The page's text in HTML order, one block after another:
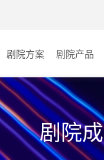
剧院方案 剧院产品
卓越演出
AI智慧沉浸
AI智慧声
剧院